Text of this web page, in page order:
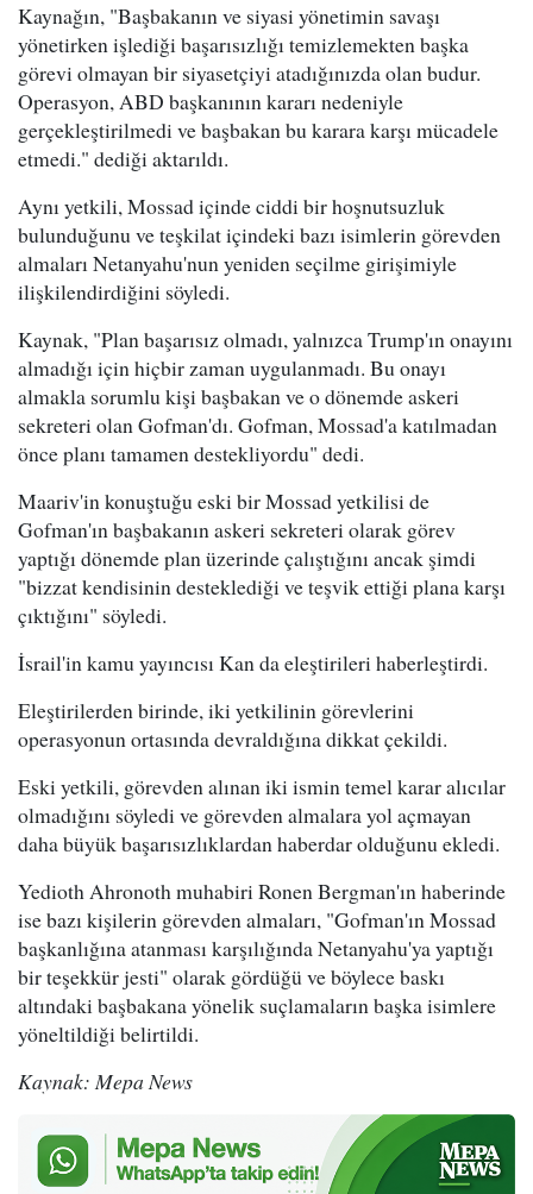
Kaynağın, "Başbakanın ve siyasi yönetimin savaşı
yönetirken işlediği başarısızlığı temizlemekten başka
görevi olmayan bir siyasetçiyi atadığınızda olan budur.
Operasyon, ABD başkanının kararı nedeniyle
gerçekleştirilmedi ve başbakan bu karara karşı mücadele
etmedi." dediği aktarıldı.
Aynı yetkili, Mossad içinde ciddi bir hoşnutsuzluk
bulunduğunu ve teşkilat içindeki bazı isimlerin görevden
almaları Netanyahu'nun yeniden seçilme girişimiyle
ilişkilendirdiğini söyledi.
Kaynak, "Plan başarısız olmadı, yalnızca Trump'ın onayını
almadığı için hiçbir zaman uygulanmadı. Bu onayı
almakla sorumlu kişi başbakan ve o dönemde askeri
sekreteri olan Gofman'dı. Gofman, Mossad'a katılmadan
önce planı tamamen destekliyordu" dedi.
Maariv'in konuştuğu eski bir Mossad yetkilisi de
Gofman'ın başbakanın askeri sekreteri olarak görev
yaptığı dönemde plan üzerinde çalıştığını ancak şimdi
"bizzat kendisinin desteklediği ve teşvik ettiği plana karşı
çıktığını" söyledi.
İsrail'in kamu yayıncısı Kan da eleştirileri haberleştirdi.
Eleştirilerden birinde, iki yetkilinin görevlerini
operasyonun ortasında devraldığına dikkat çekildi.
Eski yetkili, görevden alınan iki ismin temel karar alıcılar
olmadığını söyledi ve görevden almalara yol açmayan
daha büyük başarısızlıklardan haberdar olduğunu ekledi.
Yedioth Ahronoth muhabiri Ronen Bergman'ın haberinde
ise bazı kişilerin görevden almaları, "Gofman'ın Mossad
başkanlığına atanması karşılığında Netanyahu'ya yaptığı
bir teşekkür jesti" olarak gördüğü ve böylece baskı
altındaki başbakana yönelik suçlamaların başka isimlere
yöneltildiği belirtildi.
Kaynak: Mepa News